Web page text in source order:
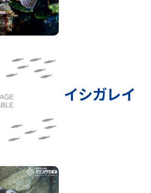
イシガレイ